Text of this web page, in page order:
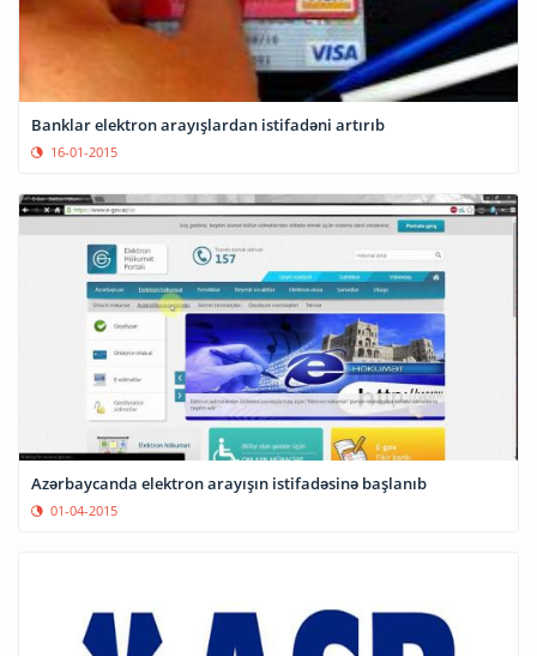
Banklar elektron arayışlardan istifadəni artırıb
16-01-2015
Azərbaycanda elektron arayışın istifadəsinə başlanıb
01-04-2015